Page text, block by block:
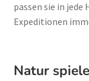
passen sie in jede
Expeditionen
Natur